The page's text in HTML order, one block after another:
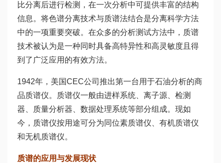
比分离后进行检测，在一次分析中可提供丰富的结构
信息。将色谱分离技术与质谱法结合是分离科学方法
中的一项重要突破。在众多的分析测试方法中，质谱
技术被认为是一种同时具备高特异性和高灵敏度且得
到了广泛应用的有效方法。
1942年，美国CEC公司推出第一台用于石油分析的商
品质谱仪。质谱仪一般由进样系统、离子源、检测
器、质量分析器、数据处理系统等部分组成。现如
今，质谱仪按用途可分为同位素质谱仪、有机质谱仪
和无机质谱仪。
质谱的应用与发展现状